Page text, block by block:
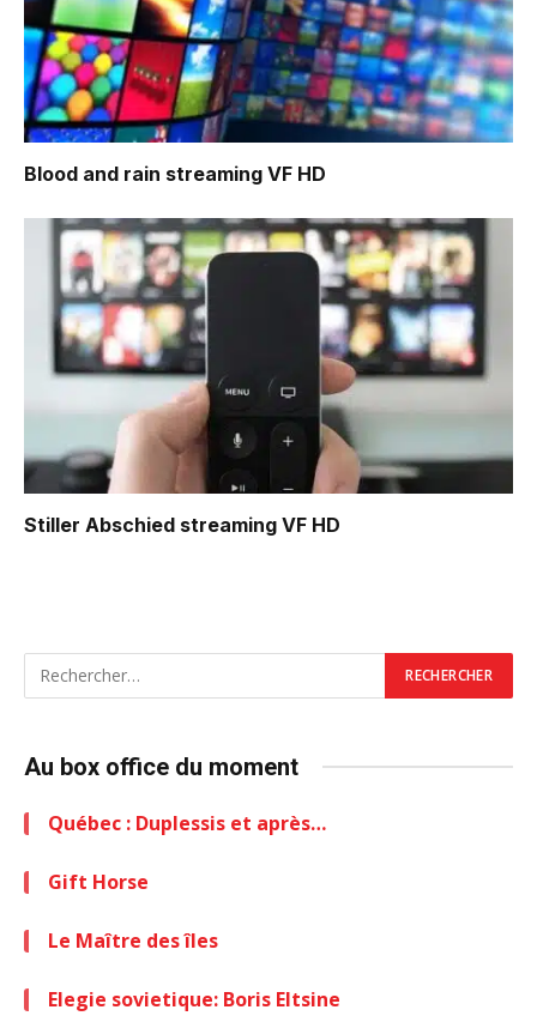
Blood and rain streaming VF HD
Stiller Abschied streaming VF HD
Au box office du moment
Québec : Duplessis et après…
Gift Horse
Le Maître des îles
Elegie sovietique: Boris Eltsine